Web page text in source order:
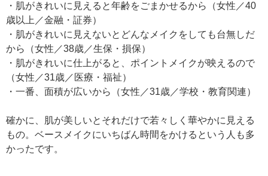
・肌がきれいに見えると年齢をごまかせるから（女性／40
歳以上／金融・証券）
・肌がきれいに見えないとどんなメイクをしても台無しだ
から（女性／38歳／生保・損保）
・肌がきれいに仕上がると、ポイントメイクが映えるので
（女性／31歳／医療・福祉）
・一番、面積が広いから（女性／31歳／学校・教育関連）
確かに、肌が美しいとそれだけで若々しく華やかに見える
もの。ベースメイクにいちばん時間をかけるという人も多
かったです。